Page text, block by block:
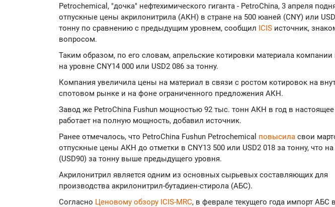
Petrochemical, "дочка" нефтехимического гиганта - PetroChina, 3 апреля
отпускные цены акрилонитрила (АКН) в стране на 500 юаней (CNY) или
тонну по сравнению с предыдущим уровнем, сообщил ICIS источник,
вопросом.
Таким образом, по его словам, апрельские котировки материала компании
на уровне CNY14 000 или USD2 086 за тонну.
Компания увеличила цены на материал в связи с ростом котировок на
спотовом рынке и на фоне ограниченного предложения АКН.
Завод же PetroChina Fushun мощностью 92 тыс. тонн АКН в год в
работает на полную мощность, добавил источник.
Ранее отмечалось, что PetroChina Fushun Petrochemical повысила свои
отпускные цены АКН до отметки в CNY13 500 или USD2 018 за тонну, что на
(USD90) за тонну выше предыдущего уровня.
Акрилонитрил является одним из основных сырьевых составляющих для
производства акрилонитрил-бутадиен-стирола (АБС).
Согласно Ценовому обзору ICIS-MRC, в феврале текущего года импорт АБС